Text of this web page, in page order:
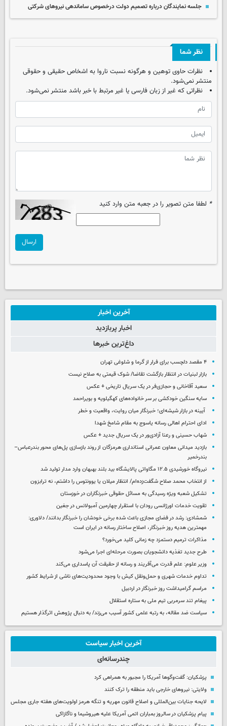
جلسه نمایندگان درباره تصمیم دولت درخصوص ساماندهی نیروهای شرکتی
نظر شما
نظرات حاوی توهین و هرگونه نسبت ناروا به اشخاص حقیقی و حقوقی
منتشر نمی‌شود.
نظراتی که غیر از زبان فارسی یا غیر مرتبط با خبر باشد منتشر نمی‌شود.
* لطفا متن تصویر را در جعبه متن وارد کنید
ارسال
آخرین اخبار
اخبار پربازدید
داغ‌ترین خبرها
۴ مقصد دلچسب برای فرار از گرما و شلوغی تهران
بازار لبنیات در انتظار بازگشت تقاضا/ شوک قیمتی به صلاح نیست
سعید آقاخانی و حجازی‌فر در یک سریال تاریخی + عکس
سایه سنگین خودکشی بر سر خانواده‌های کهگیلویه و بویراحمد
آیینه در بازار شیشه‌ای؛ خبرنگار میان روایت، واقعیت و خطر
ادای احترام اهالی رسانه یاسوج به مقام شامخ شهدا
شهاب حسینی و رعنا آزادی‌ور در یک سریال جدید + عکس
بازدید میدانی معاون عمرانی استانداری هرمزگان از روند بازسازی پل‌های محور بندرعباس–
بندرخمیر
نیروگاه خورشیدی ۱۲.۵ مگاواتی پالایشگاه بید بلند بهبهان وارد مدار تولید شد
از انتخاب محمد صلاح شگفت‌زده‌ام/ انتظار میلان یا یوونتوس را داشتم، نه ترابزون
تشکیل شعبه ویژه رسیدگی به مسائل حقوقی خبرنگاران در خوزستان
تقویت خدمات اورژانسی رودان با استقرار چهارمین آمبولانس در جغین
شمشادی: رشد در فضای مجازی باعث شده برخی خودشان را خبرنگار بدانند/ دلاوری:
مهمترین هدیه‌ روز خبرنگار، اصلاح ساختار رسانه در ایران است
مذاکرات ترمیم دستمزد چه زمانی کلید می‌خورد؟
طرح جدید تغذیه دانشجویان بصورت مرحله‌ای اجرا می‌شود
وزیر علوم: علم قدرت می‌آفریند و رسانه از حقیقت آن پاسداری می‌کند
تداوم خدمات شهری و حمل‌ونقل کیش با وجود محدودیت‌های ناشی از شرایط کشور
مراسم گرامیداشت روز خبرنگار در اردبیل
پیغام تند سرمربی تیم ملی به ستاره استقلال
سیاست ضد مقاله، به رتبه علمی کشور آسیب می‌زند/ به دنبال پژوهش اثرگذار هستیم
آخرین اخبار سیاست
چندرسانه‌ای
پزشکیان: گفت‌وگوها آمریکا را مجبور به همراهی کرد
ولایتی: نیروهای خارجی باید منطقه را ترک کنند
لایحه جنایات بین‌المللی و اصلاح قانون مهریه و تنگه هرمز اولویت‌های هفته جاری مجلس
پیام پزشکیان در سالروز بمباران اتمی آمریکا علیه هیروشیما و ناگازاکی